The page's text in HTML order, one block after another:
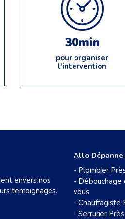
30min
pour organiser
l'intervention
envers nos
témoignages.
Allo Dépanne
- Plombier
- Débouchage
vous
- Chauffagiste
- Serrurier